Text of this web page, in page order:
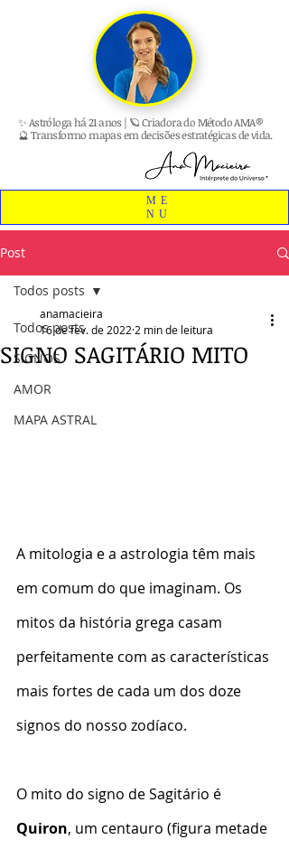
ME
NU
✨ Astróloga há 21 anos | 🪐 Criadora do Método AMA®
🔮 Transformo mapas em decisões estratégicas de vida.
Post
Todos posts
SIGNOS
AMOR
MAPA ASTRAL
Todos posts
SIGNO SAGITÁRIO MITO
anamacieira
16 de fev. de 2022 2 min de leitura
A mitologia e a astrologia têm mais
em comum do que imaginam. Os
mitos da história grega casam
perfeitamente com as características
mais fortes de cada um dos doze
signos do nosso zodíaco.
O mito do signo de Sagitário é
Quiron, um centauro (figura metade